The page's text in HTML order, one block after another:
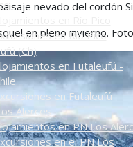
en Río Pico
(Ch)
en Futaleufú -
en Futaleufú
Alerces
en PN Los
en el PN Los
nevado del cordón
en pleno invierno.